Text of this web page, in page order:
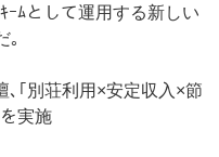
ｰﾑとして運用する新しい
｡
､｢別荘利用×安定収入×節
実施